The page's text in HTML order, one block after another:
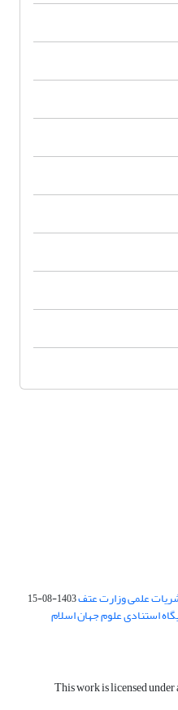
علمی وزارت عتف1403-08-15
استنادی علوم جهان اسلام
This work is licensed under